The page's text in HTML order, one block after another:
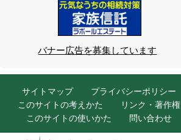
バナー広告を募集しています
サイトマップ
プライバシーポリシー
このサイトの考えかた
リンク・著作権
このサイトの使いかた
問い合わせ